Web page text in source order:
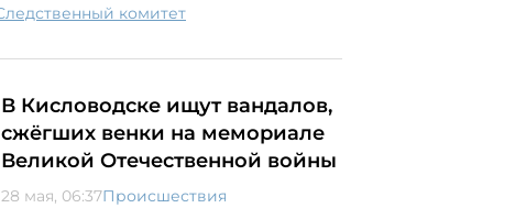
следственный комитет
В Кисловодске ищут вандалов,
сжёгших венки на мемориале
Великой Отечественной войны
28 мая, 06:37Происшествия